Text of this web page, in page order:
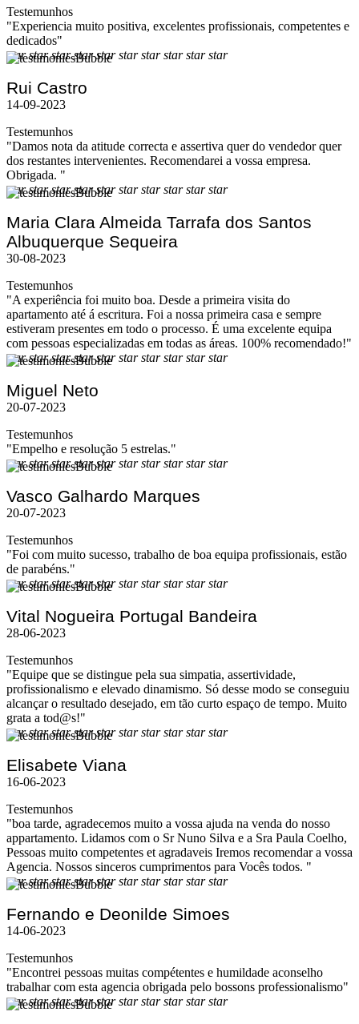
Testemunhos
"Experiencia muito positiva, excelentes profissionais, competentes e
dedicados"
star star star star star star star star star star
Rui Castro
14-09-2023
Testemunhos
"Damos nota da atitude correcta e assertiva quer do vendedor quer
dos restantes intervenientes. Recomendarei a vossa empresa.
Obrigada. "
star star star star star star star star star star
Maria Clara Almeida Tarrafa dos Santos
Albuquerque Sequeira
30-08-2023
Testemunhos
"A experiência foi muito boa. Desde a primeira visita do
apartamento até á escritura. Foi a nossa primeira casa e sempre
estiveram presentes em todo o processo. É uma excelente equipa
com pessoas especializadas em todas as áreas. 100% recomendado!"
star star star star star star star star star star
Miguel Neto
20-07-2023
Testemunhos
"Empelho e resolução 5 estrelas."
star star star star star star star star star star
Vasco Galhardo Marques
20-07-2023
Testemunhos
"Foi com muito sucesso, trabalho de boa equipa profissionais, estão
de parabéns."
star star star star star star star star star star
Vital Nogueira Portugal Bandeira
28-06-2023
Testemunhos
"Equipe que se distingue pela sua simpatia, assertividade,
profissionalismo e elevado dinamismo. Só desse modo se conseguiu
alcançar o resultado desejado, em tão curto espaço de tempo. Muito
grata a tod@s!"
star star star star star star star star star star
Elisabete Viana
16-06-2023
Testemunhos
"boa tarde, agradecemos muito a vossa ajuda na venda do nosso
appartamento. Lidamos com o Sr Nuno Silva e a Sra Paula Coelho,
Pessoas muito competentes et agradaveis Iremos recomendar a vossa
Agencia. Nossos sinceros cumprimentos para Vocês todos. "
star star star star star star star star star star
Fernando e Deonilde Simoes
14-06-2023
Testemunhos
"Encontrei pessoas muitas compétentes e humildade aconselho
trabalhar com esta agencia obrigada pelo bossons professionalismo"
star star star star star star star star star star